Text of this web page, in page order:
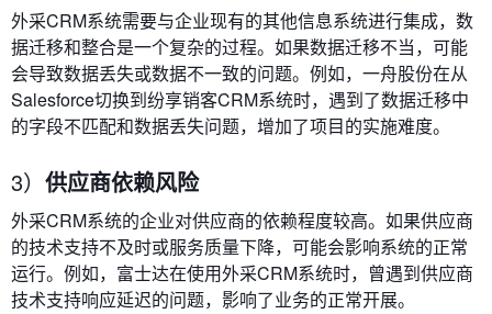
外采CRM系统需要与企业现有的其他信息系统进行集成，数
据迁移和整合是一个复杂的过程。如果数据迁移不当，可能
会导致数据丢失或数据不一致的问题。例如，一舟股份在从
Salesforce切换到纷享销客CRM系统时，遇到了数据迁移中
的字段不匹配和数据丢失问题，增加了项目的实施难度。
3） 供应商依赖风险
外采CRM系统的企业对供应商的依赖程度较高。如果供应商
的技术支持不及时或服务质量下降，可能会影响系统的正常
运行。例如，富士达在使用外采CRM系统时，曾遇到供应商
技术支持响应延迟的问题，影响了业务的正常开展。